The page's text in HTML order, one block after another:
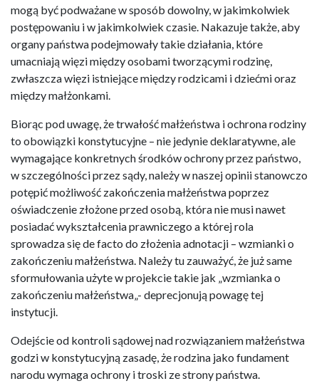
mogą być podważane w sposób dowolny, w jakimkolwiek
postępowaniu i w jakimkolwiek czasie. Nakazuje także, aby
organy państwa podejmowały takie działania, które
umacniają więzi między osobami tworzącymi rodzinę,
zwłaszcza więzi istniejące między rodzicami i dziećmi oraz
między małżonkami.
Biorąc pod uwagę, że trwałość małżeństwa i ochrona rodziny
to obowiązki konstytucyjne – nie jedynie deklaratywne, ale
wymagające konkretnych środków ochrony przez państwo,
w szczególności przez sądy, należy w naszej opinii stanowczo
potępić możliwość zakończenia małżeństwa poprzez
oświadczenie złożone przed osobą, która nie musi nawet
posiadać wykształcenia prawniczego a której rola
sprowadza się de facto do złożenia adnotacji – wzmianki o
zakończeniu małżeństwa. Należy tu zauważyć, że już same
sformułowania użyte w projekcie takie jak „wzmianka o
zakończeniu małżeństwa„- deprecjonują powagę tej
instytucji.
Odejście od kontroli sądowej nad rozwiązaniem małżeństwa
godzi w konstytucyjną zasadę, że rodzina jako fundament
narodu wymaga ochrony i troski ze strony państwa.